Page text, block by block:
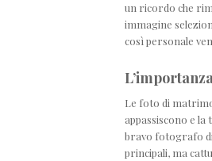
un ricordo che
immagine
così personale
Le foto di
appassiscono e
bravo fotografo
principali, ma